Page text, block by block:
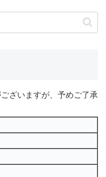
ざいますが、予めご了承